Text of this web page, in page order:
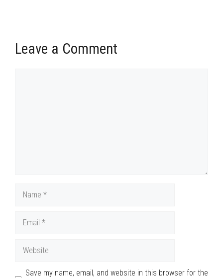
Leave a Comment
Save my name, email, and website in this browser for the